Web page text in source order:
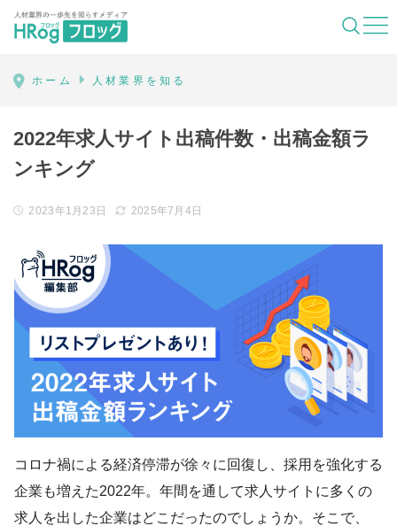
HRog | 人材業界の一歩先を照らすメディ
ホーム 人材業界を知る
2022年求人サイト出稿件数・出稿金額ラ
ンキング
2023年1月23日 2025年7月4日
コロナ禍による経済停滞が徐々に回復し、採用を強化する
企業も増えた2022年。年間を通して求人サイトに多くの
求人を出した企業はどこだったのでしょうか。そこで、